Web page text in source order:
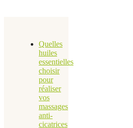
Quelles
huiles
essentielles
choisir
pour
réaliser
vos
massages
anti-
cicatrices